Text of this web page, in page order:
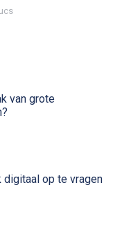
van grote
digitaal op te vragen